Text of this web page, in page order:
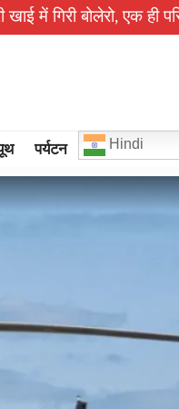
एक ही परिवार के 5
पर्यटन Hindi